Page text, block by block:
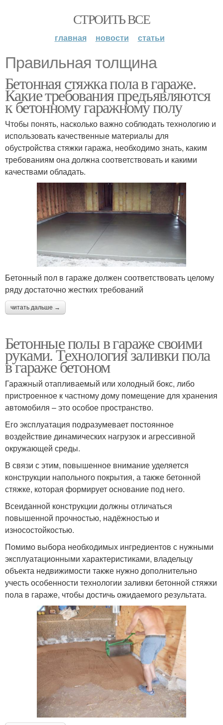
СТРОИТЬ ВСЕ
главная новости статьи
Правильная толщина
Бетонная стяжка пола в гараже.
Какие требования предъявляются
к бетонному гаражному полу
Чтобы понять, насколько важно соблюдать технологию и
использовать качественные материалы для
обустройства стяжки гаража, необходимо знать, каким
требованиям она должна соответствовать и какими
качествами обладать.
Бетонный пол в гараже должен соответствовать целому
ряду достаточно жестких требований
читать дальше →
Бетонные полы в гараже своими
руками. Технология заливки пола
в гараже бетоном
Гаражный отапливаемый или холодный бокс, либо
пристроенное к частному дому помещение для хранения
автомобиля – это особое пространство.
Его эксплуатация подразумевает постоянное
воздействие динамических нагрузок и агрессивной
окружающей среды.
В связи с этим, повышенное внимание уделяется
конструкции напольного покрытия, а также бетонной
стяжке, которая формирует основание под него.
Всеиданной конструкции должны отличаться
повышенной прочностью, надёжностью и
износостойкостью.
Помимо выбора необходимых ингредиентов с нужными
эксплуатационными характеристиками, владельцу
объекта недвижимости также нужно дополнительно
учесть особенности технологии заливки бетонной стяжки
пола в гараже, чтобы достичь ожидаемого результата.